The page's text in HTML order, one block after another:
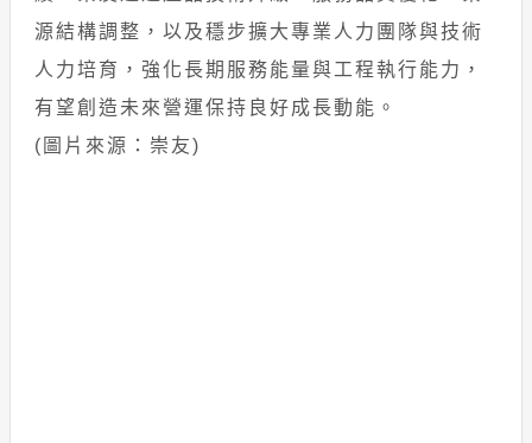
源結構調整，以及穩步擴大專業人力團隊與技術
人力培育，強化長期服務能量與工程執行能力，
有望創造未來營運保持良好成長動能。
(圖片來源：崇友)